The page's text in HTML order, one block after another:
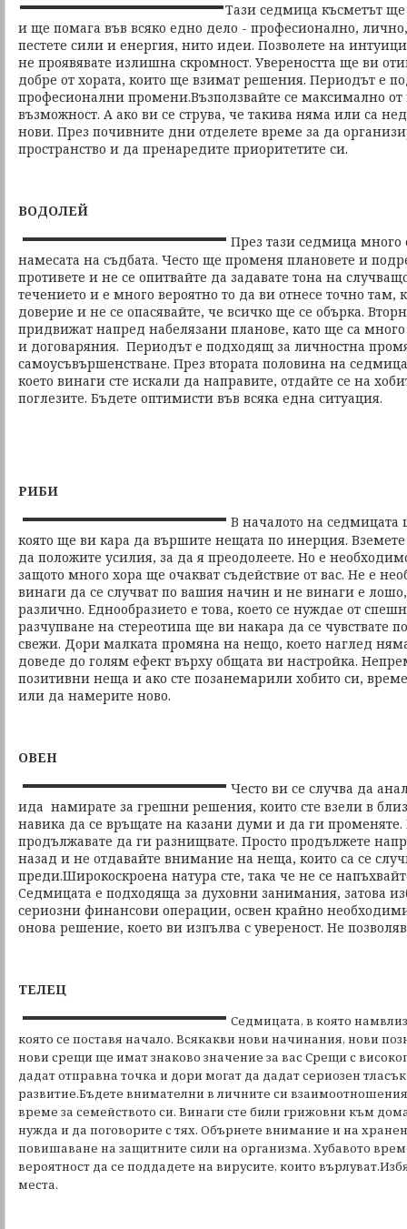
Тази седмица късметът
и ще помага във всяко едно дело - професионално,
пестете сили и енергия, нито идеи. Позволете на
не проявявате излишна скромност. Увереността ще ви
добре от хората, които ще взимат решения. Периодът е
професионални промени.Възползвайте се максимално от
възможност. А ако ви се струва, че такива няма или са
нови. През почивните дни отделете време за да
пространство и да пренаредите приоритетите си.
ВОДОЛЕЙ
През тази седмица много
намесата на съдбата. Често ще променя плановете и
противете и не се опитвайте да задавате тона на
течението и е много вероятно то да ви отнесе точно там,
доверие и не се опасявайте, че всичко ще се обърка.
придвижат напред набелязани планове, като ще са
и договаряния. Периодът е подходящ за личностна
самоусъвършенстване. През втората половина на
което винаги сте искали да направите, отдайте се на
поглезите. Бъдете оптимисти във всяка една ситуация.
РИБИ
В началото на
която ще ви кара да вършите нещата по инерция.
да положите усилия, за да я преодолеете. Но е
защото много хора ще очакват съдействие от вас. Не е
винаги да се случват по вашия начин и не винаги е лошо,
различно. Еднообразието е това, което се нуждае от
разчупване на стереотипа ще ви накара да се чувствате
свежи. Дори малката промяна на нещо, което наглед
доведе до голям ефект върху общата ви настройка.
позитивни неща и ако сте позанемарили хобито си,
или да намерите ново.
ОВЕН
Често ви се случва да
ида намирате за грешни решения, които сте взели в
навика да се връщате на казани думи и да ги
продължавате да ги разнищвате. Просто продължете
назад и не отдавайте внимание на неща, които са се
преди.Широкоскроена натура сте, така че не се
Седмицата е подходяща за духовни занимания, затова
сериозни финансови операции, освен крайно
онова решение, което ви изпълва с увереност. Не
ТЕЛЕЦ
Седмицата, в която
която се поставя начало. Всякакви нови начинания, нови
нови срещи ще имат знаково значение за вас Срещи с
дадат отправна точка и дори могат да дадат сериозен
развитие.Бъдете внимателни в личните си
време за семейството си. Винаги сте били грижовни към
нужда и да поговорите с тях. Обърнете внимание и на
повишаване на защитните сили на организма. Хубавото
вероятност да се поддадете на вирусите, които
места.